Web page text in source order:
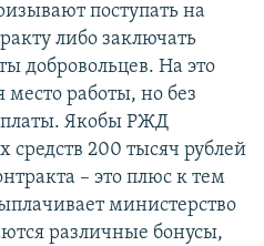
поступать на
либо заключать
добровольцев. На это
место работы, но без
платы. Якобы РЖД
средств 200 тысяч рублей
– это плюс к тем
министерство
различные бонусы,